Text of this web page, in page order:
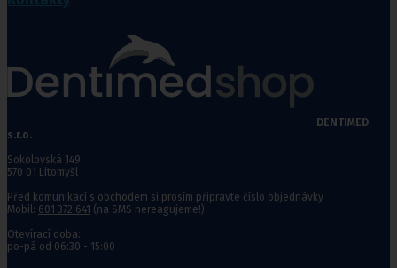
DENTIMED
s.r.o.
Sokolovská 149
570 01 Litomyšl
Před komunikací s obchodem si prosím připravte číslo objednávky
Mobil: 601 372 641 (na SMS nereagujeme!)
Otevírací doba:
po-pá od 06:30 - 15:00